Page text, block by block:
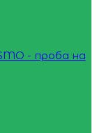
- проба на